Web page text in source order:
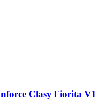
Clasy Fiorita V1